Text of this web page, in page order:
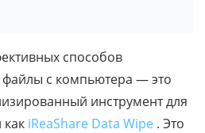
способов
файлы с компьютера — это
инструмент для
как iReaShare Data Wipe . Это